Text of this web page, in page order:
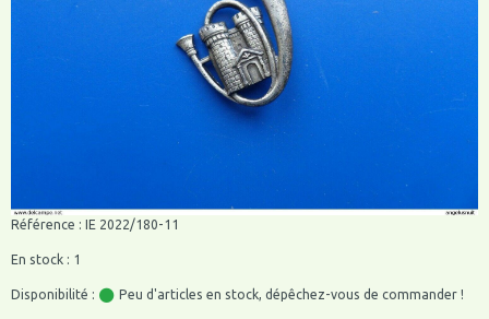
Référence : IE 2022/180-11
En stock : 1
Disponibilité : Peu d'articles en stock, dépêchez-vous de commander !